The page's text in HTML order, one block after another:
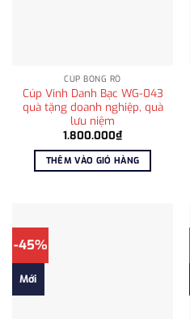
CÚP BÓNG RỔ
Cúp Vinh Danh Bạc WG-043
quà tặng doanh nghiệp, quà
lưu niệm
1.800.000₫
THÊM VÀO GIỎ HÀNG
-45%
Mới